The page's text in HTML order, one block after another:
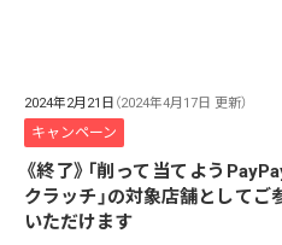
2024年2月21日 （2024年4月17日 更新）
キャンペーン
《終了》「削って当てよう
クラッチ」の対象店舗としてご
いただけます